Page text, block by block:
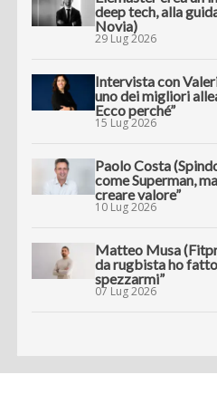
deep tech, alla
Novia)
29 Lug 2026
Intervista con
uno dei migliori
Ecco perché”
15 Lug 2026
Paolo Costa
come Superman,
creare valore”
10 Lug 2026
Matteo Musa
da rugbista ho
spezzarmi”
07 Lug 2026